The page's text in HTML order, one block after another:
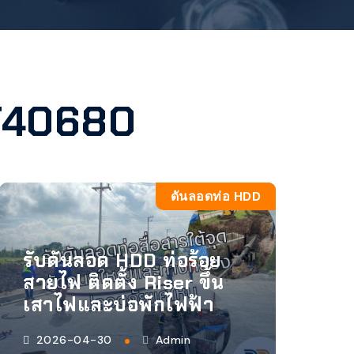
ดันลอดท่อ HDD
รับดันลอด HDD ท่อร้อย
สายไฟ ติดตั้ง Riser ขึ้น
เสาไฟและบ่อพักไฟฟ้า
2026-04-30 Admin